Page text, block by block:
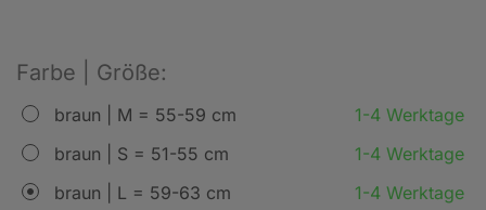
Farbe | Größe:
braun | M = 55-59 cm
1-4 Werktage
braun | S = 51-55 cm
1-4 Werktage
braun | L = 59-63 cm
1-4 Werktage